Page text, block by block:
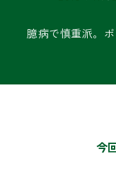
臆病で慎重派。
今